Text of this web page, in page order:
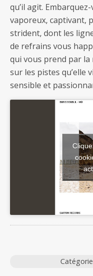
qu’il agit.
vaporeux, captivant,
strident, dont les
de refrains vous
qui vous prend par la
sur les pistes qu’elle
sensible et